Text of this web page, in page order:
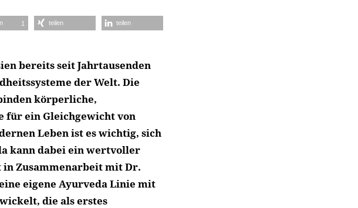
1 teilen teilen
bereits seit Jahrtausenden
der Welt. Die
körperliche,
für ein Gleichgewicht von
Leben ist es wichtig, sich
kann dabei ein wertvoller
in Zusammenarbeit mit Dr.
eigene Ayurveda Linie mit
die als erstes